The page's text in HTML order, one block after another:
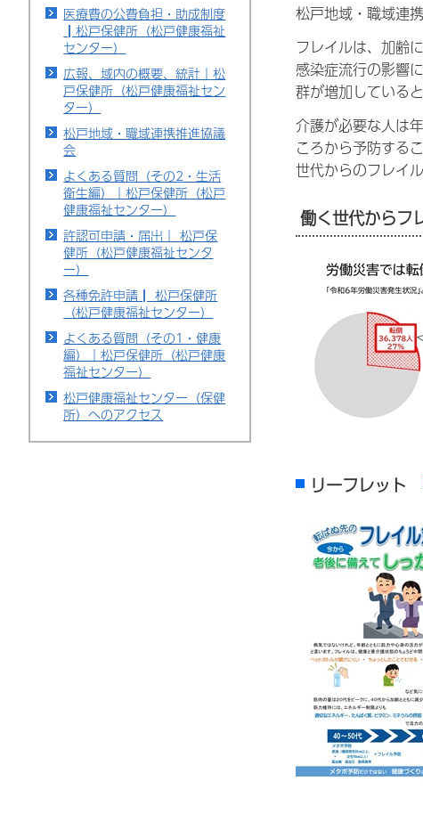
医療費の公費負担・助成制度
┃松戸保健所（松戸健康福祉
センター）
広報、域内の概要、統計｜松
戸保健所（松戸健康福祉セン
ター）
松戸地域・職域連携推進協議
会
よくある質問（その2・生活
衛生編）｜松戸保健所（松戸
健康福祉センター）
許認可申請・届出｜ 松戸保
健所（松戸健康福祉センタ
ー）
各種免許申請┃ 松戸保健所
（松戸健康福祉センター）
よくある質問（その1・健康
編）｜松戸保健所（松戸健康
福祉センター）
松戸健康福祉センター（保健
所）へのアクセス
松戸地域・職域連
フレイルは、加齢
感染症流行の影響
群が増加している
介護が必要な人は
ころから予防する
世代からのフレイ
働く世代からフ
リーフレット